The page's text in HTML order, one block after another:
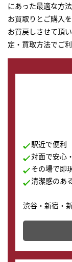
にあった最適な方
お買取りとご購入
お買戻しさせて頂
定・買取方法でご利
駅近で便利
対面で安心
その場で即
清潔感のあ
渋谷・新宿・
その場で現金
店舗を併設し
の購入もでき